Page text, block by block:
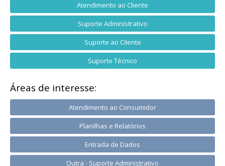
Atendimento ao Cliente
Suporte Administrativo
Suporte ao Cilente
Suporte Técnico
Áreas de interesse:
Atendimento ao Consumidor
Planilhas e Relatórios
Entrada de Dados
Outra - Suporte Administrativo